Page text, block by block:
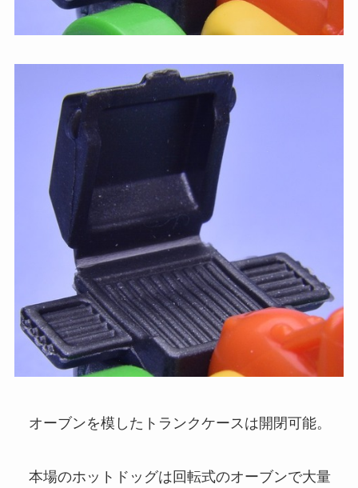
オーブンを模したトランクケースは開閉可能。
本場のホットドッグは回転式のオーブンで大量